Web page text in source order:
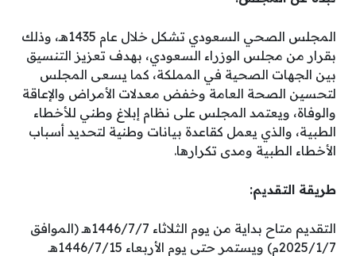
المجلس الصحي السعودي تشكل خلال عام 1435هـ، وذلك
بقرار من مجلس الوزراء السعودي، بهدف تعزيز التنسيق
بين الجهات الصحية في المملكة، كما يسعى المجلس
لتحسين الصحة العامة وخفض معدلات الأمراض والإعاقة
والوفاة، ويعتمد المجلس على نظام إبلاغ وطني للأخطاء
الطبية، والذي يعمل كقاعدة بيانات وطنية لتحديد أسباب
الأخطاء الطبية ومدى تكرارها.
طريقة التقديم:
التقديم متاح بداية من يوم الثلاثاء 1446/7/7هـ (الموافق
2025/1/7م) ويستمر حتى يوم الأربعاء 1446/7/15هـ